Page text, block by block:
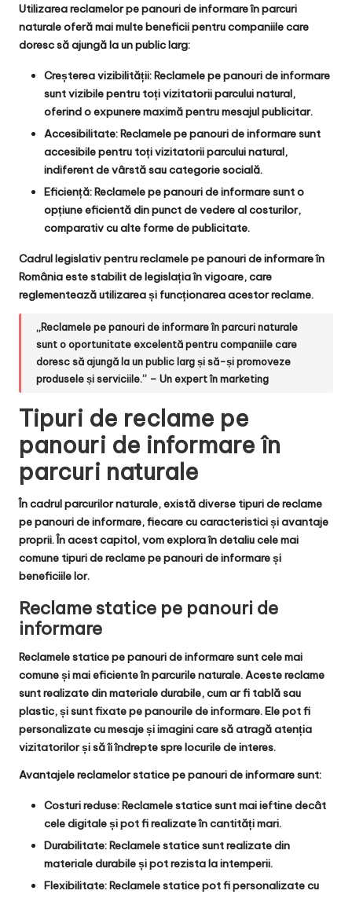
Utilizarea reclamelor pe panouri de informare în parcuri
naturale oferă mai multe beneficii pentru companiile care
doresc să ajungă la un public larg:
Creșterea vizibilității: Reclamele pe panouri de informare
sunt vizibile pentru toți vizitatorii parcului natural,
oferind o expunere maximă pentru mesajul publicitar.
Accesibilitate: Reclamele pe panouri de informare sunt
accesibile pentru toți vizitatorii parcului natural,
indiferent de vârstă sau categorie socială.
Eficiență: Reclamele pe panouri de informare sunt o
opțiune eficientă din punct de vedere al costurilor,
comparativ cu alte forme de publicitate.
Cadrul legislativ pentru reclamele pe panouri de informare în
România este stabilit de legislația în vigoare, care
reglementează utilizarea și funcționarea acestor reclame.
„Reclamele pe panouri de informare în parcuri naturale
sunt o oportunitate excelentă pentru companiile care
doresc să ajungă la un public larg și să-și promoveze
produsele și serviciile.” – Un expert în marketing
Tipuri de reclame pe
panouri de informare în
parcuri naturale
În cadrul parcurilor naturale, există diverse tipuri de reclame
pe panouri de informare, fiecare cu caracteristici și avantaje
proprii. În acest capitol, vom explora în detaliu cele mai
comune tipuri de reclame pe panouri de informare și
beneficiile lor.
Reclame statice pe panouri de
informare
Reclamele statice pe panouri de informare sunt cele mai
comune și mai eficiente în parcurile naturale. Aceste reclame
sunt realizate din materiale durabile, cum ar fi tablă sau
plastic, și sunt fixate pe panourile de informare. Ele pot fi
personalizate cu mesaje și imagini care să atragă atenția
vizitatorilor și să îi îndrepte spre locurile de interes.
Avantajele reclamelor statice pe panouri de informare sunt:
Costuri reduse: Reclamele statice sunt mai ieftine decât
cele digitale și pot fi realizate în cantități mari.
Durabilitate: Reclamele statice sunt realizate din
materiale durabile și pot rezista la intemperii.
Flexibilitate: Reclamele statice pot fi personalizate cu